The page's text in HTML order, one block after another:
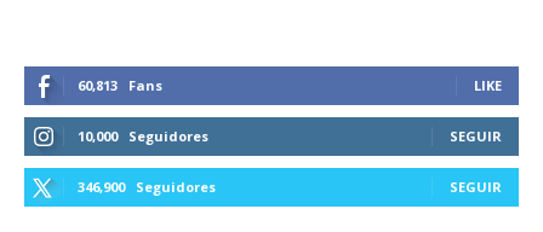
60,813 Fans LIKE
10,000 Seguidores SEGUIR
346,900 Seguidores SEGUIR